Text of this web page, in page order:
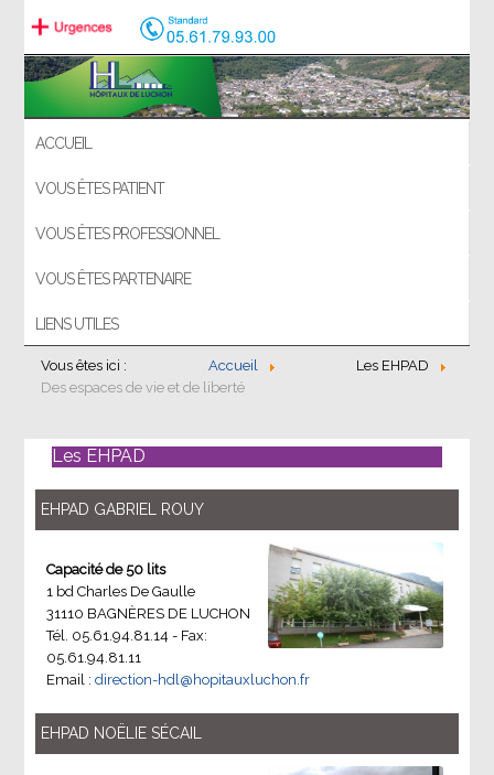
ACCUEIL
VOUS ÊTES PATIENT
VOUS ÊTES PROFESSIONNEL
VOUS ÊTES PARTENAIRE
LIENS UTILES
Vous êtes ici : Accueil
Les EHPAD
Des espaces de vie et de liberté
Les EHPAD
EHPAD GABRIEL ROUY
Capacité de 50 lits
1 bd Charles De Gaulle
31110 BAGNÈRES DE LUCHON
Tél. 05.61.94.81.14 - Fax:
05.61.94.81.11
Email :direction-hdl@hopitauxluchon.fr
EHPAD NOËLIE SÉCAIL